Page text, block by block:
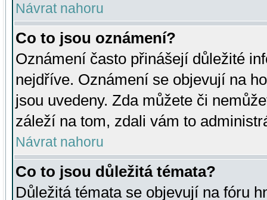
Návrat nahoru
Co to jsou oznámení?
Oznámení často přinášejí důležité
nejdříve. Oznámení se objevují na
jsou uvedeny. Zda můžete či
záleží na tom, zdali vám to
Návrat nahoru
Co to jsou důležitá témata?
Důležitá témata se objevují na fóru